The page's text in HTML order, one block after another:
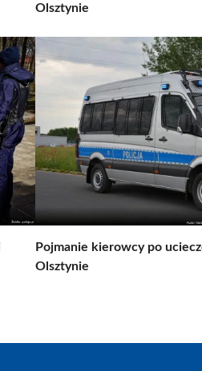
Olsztynie
Pojmanie kierowcy po
Olsztynie